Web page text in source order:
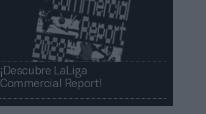
¡Descubre LaLiga
Commercial Report!​​